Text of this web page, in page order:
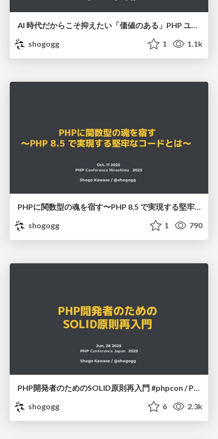
AI 時代だからこそ抑えたい「価値のある」PHP ユニットテストを書く技術 #phpconfuk / phpcon-fukuoka-2025
shogogg
1 1.1k
shogogg
1 790
PHP開発者のためのSOLID原則再入門 #phpcon / PHP Conference Japan 2025
shogogg
6 2.3k